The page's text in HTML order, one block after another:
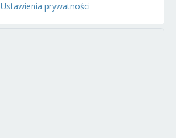
Ustawienia prywatności